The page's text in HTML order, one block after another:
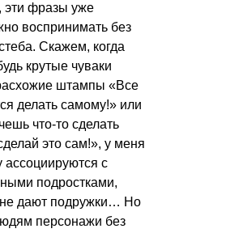
эти фразы уже
воспринимать без
Скажем, когда
крутые чуваки
штампы «Все
делать самому!» или
что-то сделать
это сам!», у меня
ассоциируются с
подростками,
дают подружки… Но
персонажи без